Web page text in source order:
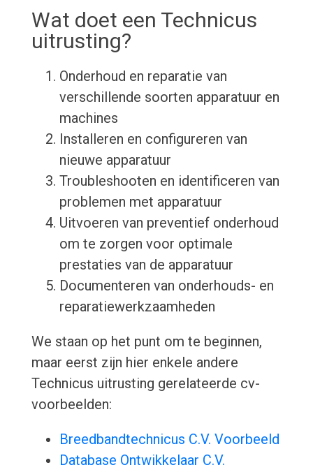
Wat doet een Technicus
uitrusting?
Onderhoud en reparatie van
verschillende soorten apparatuur en
machines
Installeren en configureren van
nieuwe apparatuur
Troubleshooten en identificeren van
problemen met apparatuur
Uitvoeren van preventief onderhoud
om te zorgen voor optimale
prestaties van de apparatuur
Documenteren van onderhouds- en
reparatiewerkzaamheden
We staan op het punt om te beginnen,
maar eerst zijn hier enkele andere
Technicus uitrusting gerelateerde cv-
voorbeelden:
Breedbandtechnicus C.V. Voorbeeld
Database Ontwikkelaar C.V.